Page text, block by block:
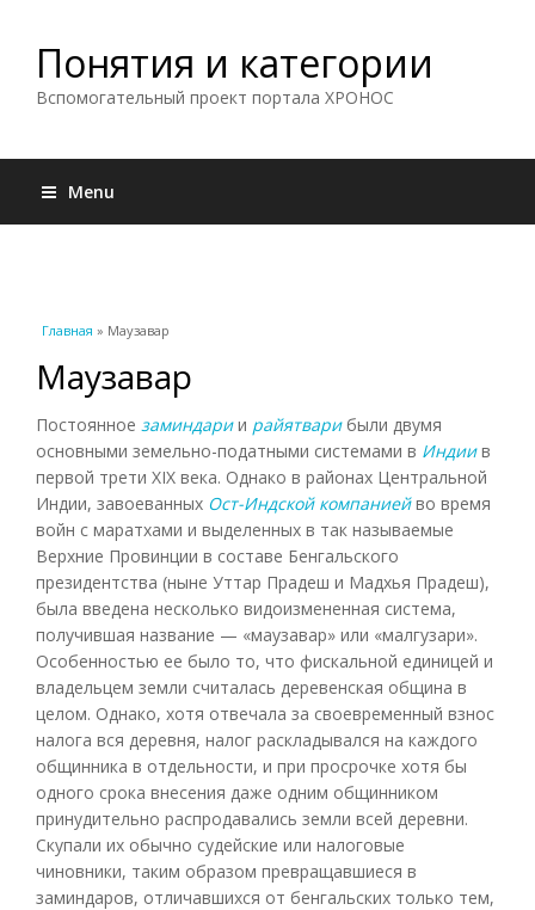
Понятия и категории
Вспомогательный проект портала ХРОНОС
Menu
Вы здесь
Главная » Маузавар
Маузавар
Постоянное заминдарии райятварибыли двумя
основными земельно-податными системами в Индиив
первой трети XIX века. Однако в районах Центральной
Индии, завоеванных Ост-Индской компаниейво время
войн с маратхами и выделенных в так называемые
Верхние Провинции в составе Бенгальского
президентства (ныне Уттар Прадеш и Мадхья Прадеш),
была введена несколько видоизмененная система,
получившая название — «маузавар» или «малгузари».
Особенностью ее было то, что фискальной единицей и
владельцем земли считалась деревенская община в
целом. Однако, хотя отвечала за своевременный взнос
налога вся деревня, налог раскладывался на каждого
общинника в отдельности, и при просрочке хотя бы
одного срока внесения даже одним общинником
принудительно распродавались земли всей деревни.
Скупали их обычно судейские или налоговые
чиновники, таким образом превращавшиеся в
заминдаров, отличавшихся от бенгальских только тем,